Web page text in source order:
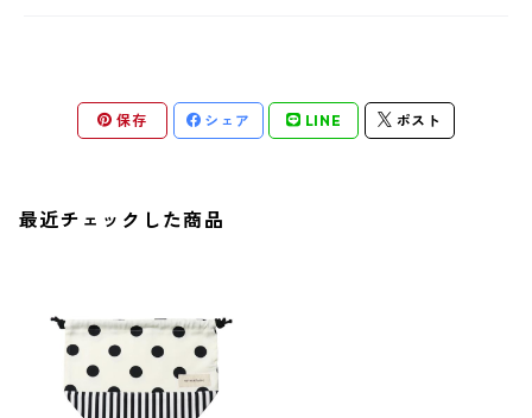
保存 シェア LINE ポスト
最近チェックした商品